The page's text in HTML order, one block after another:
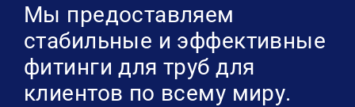
Мы предоставляем
стабильные и эффективные
фитинги для труб для
клиентов по всему миру.